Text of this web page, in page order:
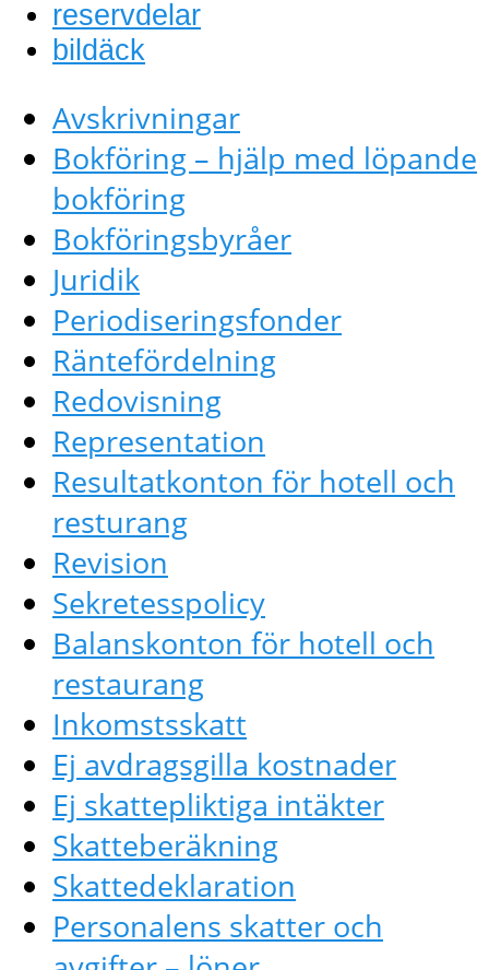
reservdelar
bildäck
Avskrivningar
Bokföring – hjälp med löpande
bokföring
Bokföringsbyråer
Juridik
Periodiseringsfonder
Räntefördelning
Redovisning
Representation
Resultatkonton för hotell och
resturang
Revision
Sekretesspolicy
Balanskonton för hotell och
restaurang
Inkomstsskatt
Ej avdragsgilla kostnader
Ej skattepliktiga intäkter
Skatteberäkning
Skattedeklaration
Personalens skatter och